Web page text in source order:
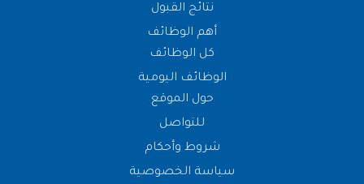
نتائج القبول
أهم الوظائف
كل الوظائف
الوظائف اليومية
حول الموقع
للتواصل
شروط وأحكام
سياسة الخصوصية